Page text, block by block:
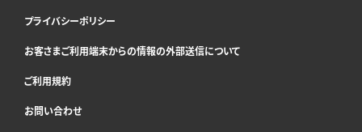
プライバシーポリシー
お客さまご利用端末からの情報の外部送信について
ご利用規約
お問い合わせ